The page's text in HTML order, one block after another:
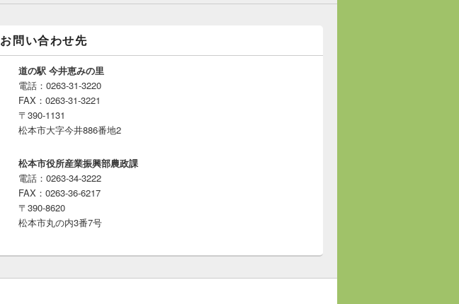
お問い合わせ先
道の駅 今井恵みの里
電話：0263-31-3220
FAX：0263-31-3221
〒390-1131
松本市大字今井886番地2
松本市役所産業振興部農政課
電話：0263-34-3222
FAX：0263-36-6217
〒390-8620
松本市丸の内3番7号